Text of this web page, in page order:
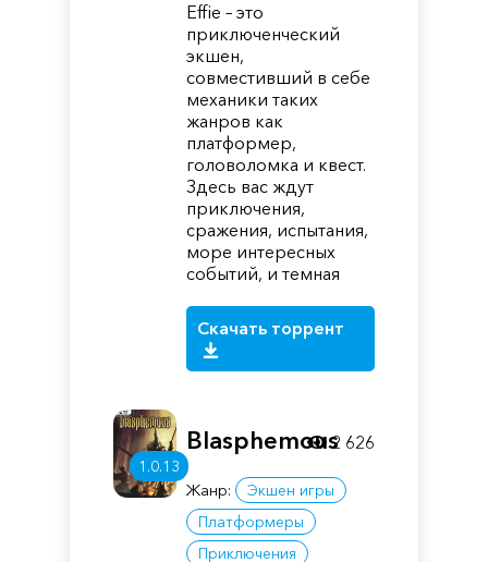
Effie – это
приключенческий
экшен,
совместивший в себе
механики таких
жанров как
платформер,
головоломка и квест.
Здесь вас ждут
приключения,
сражения, испытания,
море интересных
событий, и темная
Скачать торрент
1.0.13
Blasphemous
Жанр:
Экшен игры
Платформеры
Приключения
2 626